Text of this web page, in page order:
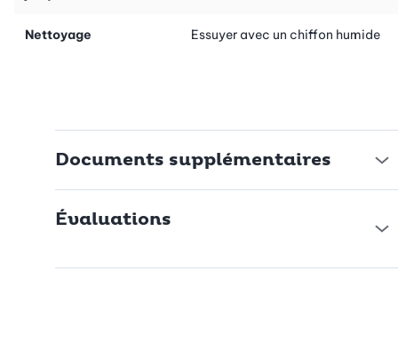
Nettoyage Essuyer avec un chiffon humide
Documents supplémentaires
Évaluations